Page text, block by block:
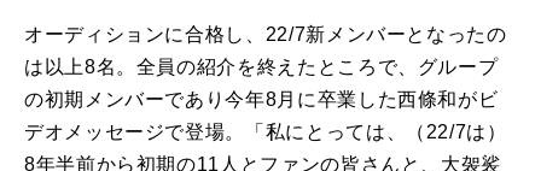
オーディションに合格し、 22/7新メンバーとなったの
は以上8名。全員の紹介を終えたところで、グループ
の初期メンバーであり今年8月に卒業した西條和がビ
デオメッセージで登場。「私にとっては、（ 22/7は）
8年半前から初期の11 人とファンの皆さんと、大袈裟